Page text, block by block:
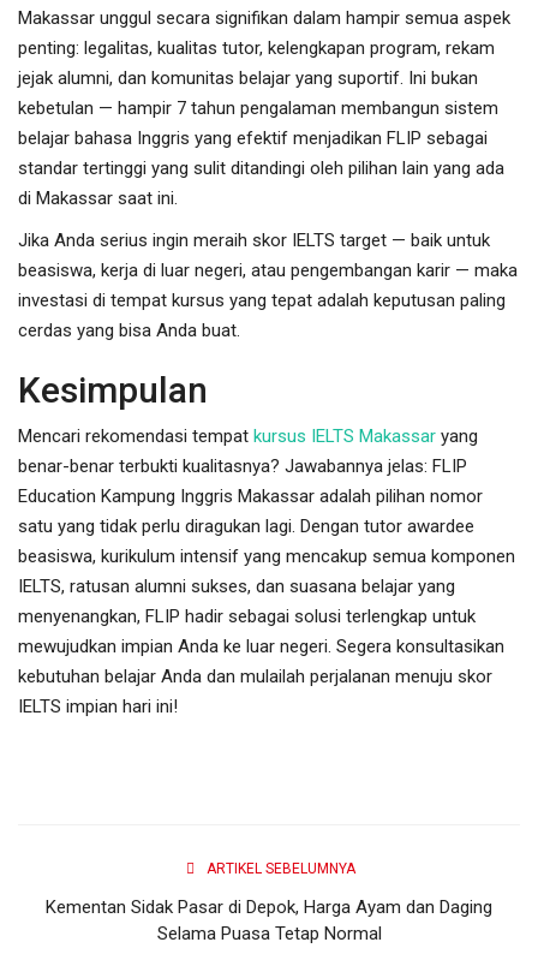
Makassar unggul secara signifikan dalam hampir semua aspek
penting: legalitas, kualitas tutor, kelengkapan program, rekam
jejak alumni, dan komunitas belajar yang suportif. Ini bukan
kebetulan — hampir 7 tahun pengalaman membangun sistem
belajar bahasa Inggris yang efektif menjadikan FLIP sebagai
standar tertinggi yang sulit ditandingi oleh pilihan lain yang ada
di Makassar saat ini.
Jika Anda serius ingin meraih skor IELTS target — baik untuk
beasiswa, kerja di luar negeri, atau pengembangan karir — maka
investasi di tempat kursus yang tepat adalah keputusan paling
cerdas yang bisa Anda buat.
Kesimpulan
Mencari rekomendasi tempat kursus IELTS Makassar yang
benar-benar terbukti kualitasnya? Jawabannya jelas: FLIP
Education Kampung Inggris Makassar adalah pilihan nomor
satu yang tidak perlu diragukan lagi. Dengan tutor awardee
beasiswa, kurikulum intensif yang mencakup semua komponen
IELTS, ratusan alumni sukses, dan suasana belajar yang
menyenangkan, FLIP hadir sebagai solusi terlengkap untuk
mewujudkan impian Anda ke luar negeri. Segera konsultasikan
kebutuhan belajar Anda dan mulailah perjalanan menuju skor
IELTS impian hari ini!
ARTIKEL SEBELUMNYA
Kementan Sidak Pasar di Depok, Harga Ayam dan Daging
Selama Puasa Tetap Normal